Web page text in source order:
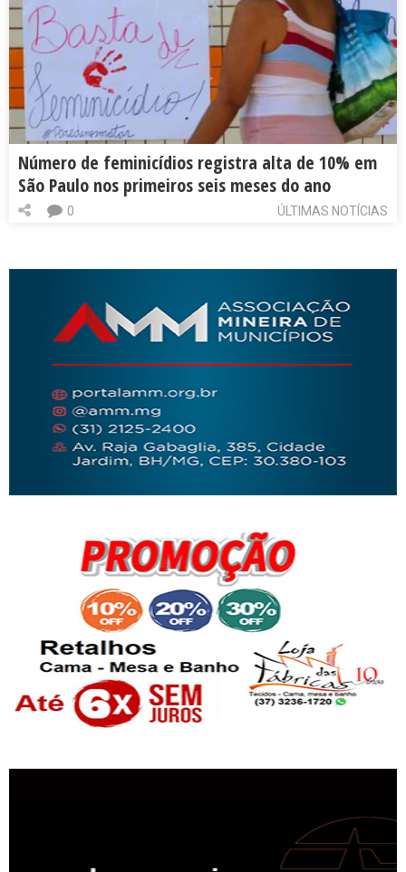
Número de feminicídios registra alta de 10% em
São Paulo nos primeiros seis meses do ano
ÚLTIMAS NOTÍCIAS
0